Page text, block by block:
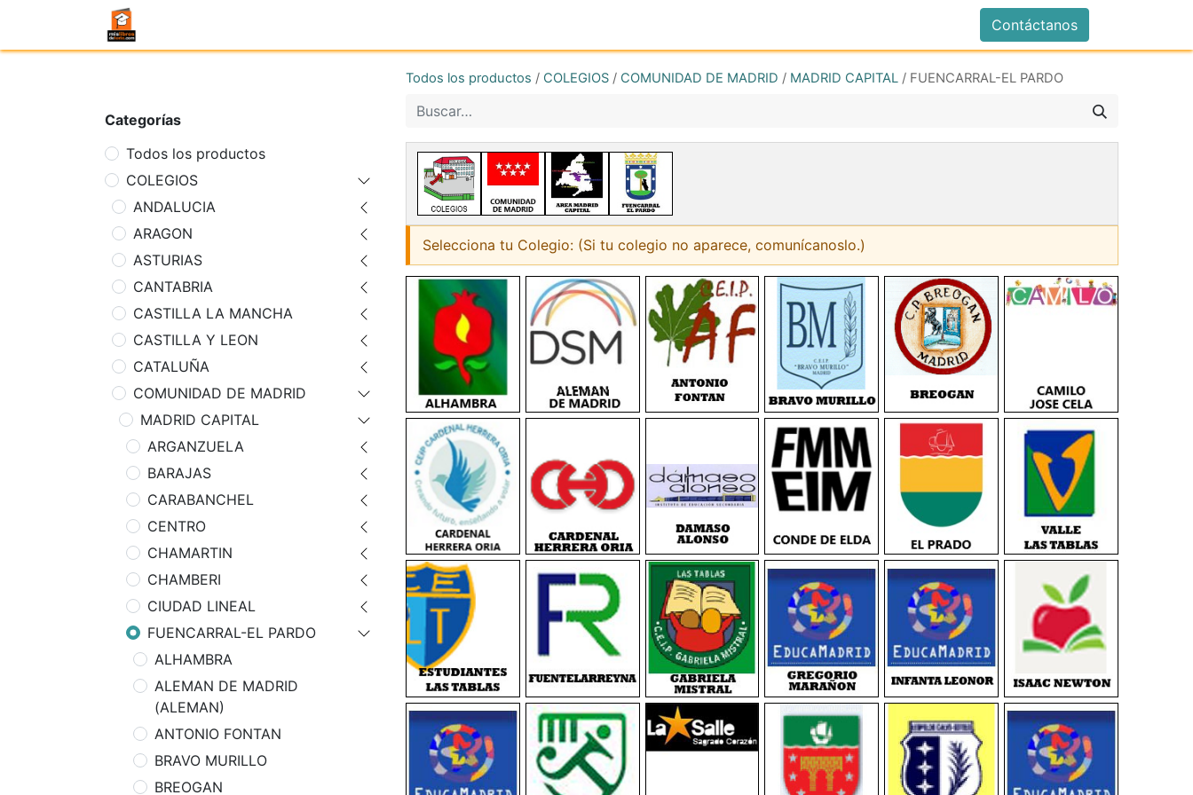
Contáctanos
Categorías
Todos los productos
COLEGIOS
ANDALUCIA
ARAGON
ASTURIAS
CANTABRIA
CASTILLA LA MANCHA
CASTILLA Y LEON
CATALUÑA
COMUNIDAD DE MADRID
MADRID CAPITAL
ARGANZUELA
BARAJAS
CARABANCHEL
CENTRO
CHAMARTIN
CHAMBERI
CIUDAD LINEAL
FUENCARRAL-EL PARDO
ALHAMBRA
ALEMAN DE MADRID
(ALEMAN)
ANTONIO FONTAN
BRAVO MURILLO
BREOGAN
Todos los productos / COLEGIOS / COMUNIDAD DE MADRID / MADRID CAPITAL / FUENCARRAL-EL PARDO
Selecciona tu Colegio: (Si tu colegio no aparece, comunícanoslo.)